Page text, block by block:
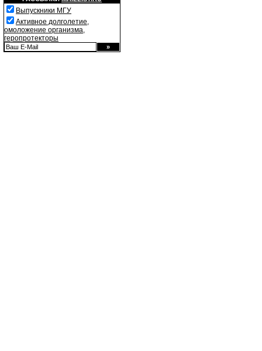
Выпускники МГУ
Активное долголетие,
омоложение организма,
геропротекторы